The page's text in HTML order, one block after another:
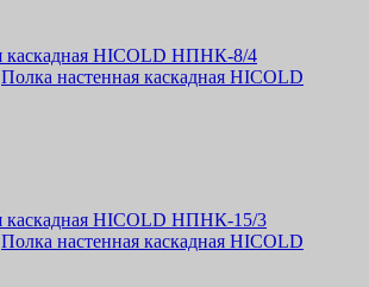
Полка настенная каскадная HICOLD
Полка настенная каскадная HICOLD